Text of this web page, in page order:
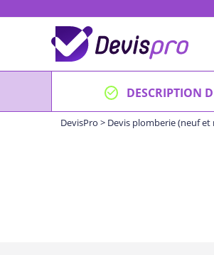
DESCRIPTION
DevisPro > Devis plomberie (neuf